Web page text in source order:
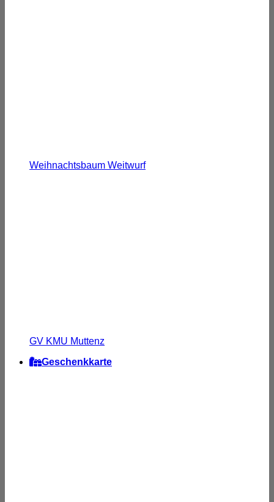
Weihnachtsbaum Weitwurf
GV KMU Muttenz
Geschenkkarte